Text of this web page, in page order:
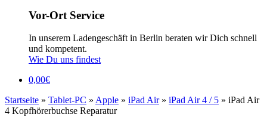
Vor-Ort Service
In unserem Ladengeschäft in Berlin beraten wir Dich schnell
und kompetent.
Wie Du uns findest
0,00€
Startseite » Tablet-PC » Apple » iPad Air» iPad Air 4 / 5 » iPad Air
4 Kopfhörerbuchse Reparatur